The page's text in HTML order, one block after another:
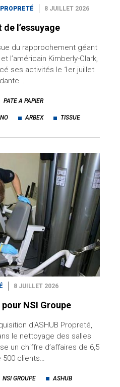
8 JUILLET 2026
l’essuyage
du rapprochement géant
l’américain Kimberly-Clark,
ses activités le 1er juillet
PATE A PAPIER
ARBEX TISSUE
8 JUILLET 2026
NSI Groupe
d'ASHUB Propreté,
le nettoyage des salles
un chiffre d’affaires de 6,5
500 clients…
NSI GROUPE ASHUB